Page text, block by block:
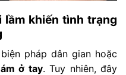
lầm khiến tình trạng
pháp dân gian hoặc
ở tay. Tuy nhiên, đây